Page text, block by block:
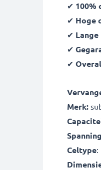
✔ 100%
✔ Hoge
✔
✔
✔
Merk:
Spanning
Celtype: